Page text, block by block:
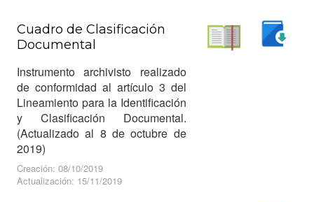
Cuadro de Clasificación
Documental
Instrumento archivisto realizado
de conformidad al artículo 3 del
Lineamiento para la Identificación
y Clasificación Documental.
(Actualizado al 8 de octubre de
2019)
Creación: 08/10/2019
Actualización: 15/11/2019